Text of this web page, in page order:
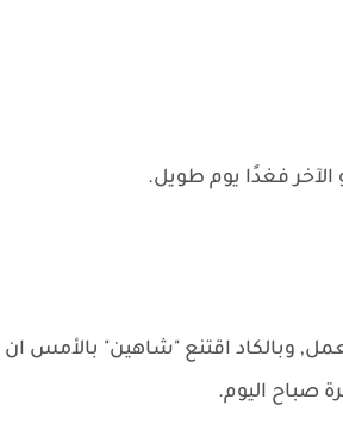
الآخر فغدًا يوم طويل.
وبالكاد اقتنع "شاهين" بالأمس ان
صباح اليوم.